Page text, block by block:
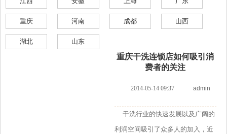
重庆 河南 成都 山西
湖北 山东
重庆干洗连锁店如何吸引消
费者的关注
2014-05-14 09:37 admin
干洗行业的快速发展以及广阔的
利润空间吸引了众多人的加入，近